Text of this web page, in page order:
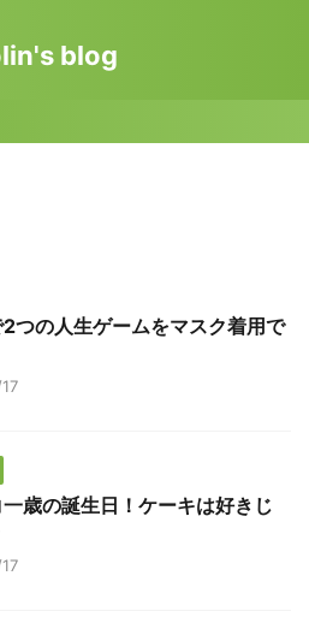
blog
つの人生ゲームをマスク着用で
歳の誕生日！ケーキは好きじ